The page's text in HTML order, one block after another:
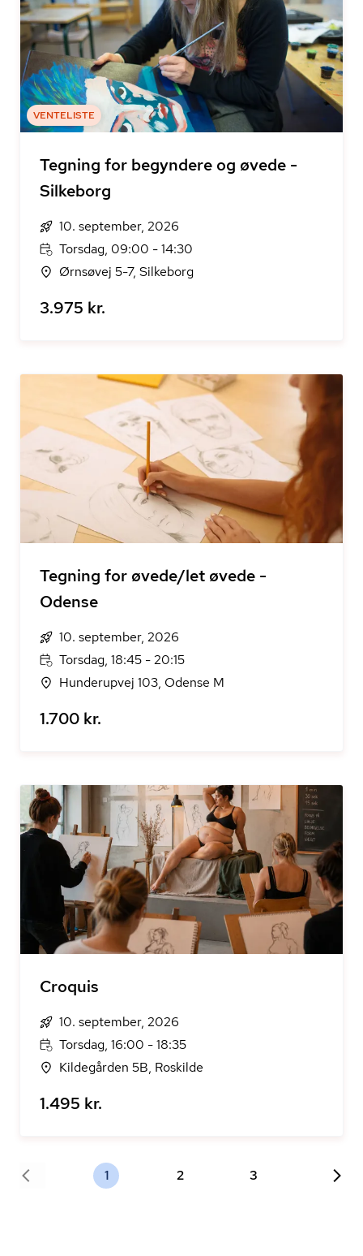
VENTELISTE
Tegning for begyndere og øvede -
Silkeborg
10. september, 2026
Torsdag, 09:00 - 14:30
Ørnsøvej 5-7, Silkeborg
3.975 kr.
Tegning for øvede/let øvede -
Odense
10. september, 2026
Torsdag, 18:45 - 20:15
Hunderupvej 103, Odense M
1.700 kr.
Croquis
10. september, 2026
Torsdag, 16:00 - 18:35
Kildegården 5B, Roskilde
1.495 kr.
1 2 3